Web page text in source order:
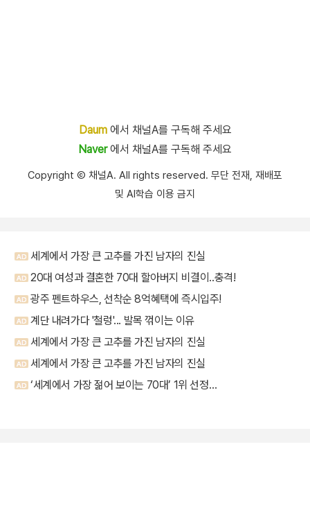
Daum에서 채널A를 구독해 주세요
Naver에서 채널A를 구독해 주세요
Copyright Ⓒ 채널A. All rights reserved. 무단 전재, 재배포
및 AI학습 이용 금지